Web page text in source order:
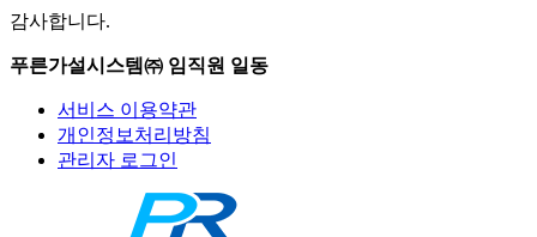
감사합니다.
푸른가설시스템㈜ 임직원 일동
서비스 이용약관
개인정보처리방침
관리자 로그인